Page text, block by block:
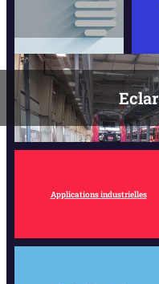
Applications industrielles